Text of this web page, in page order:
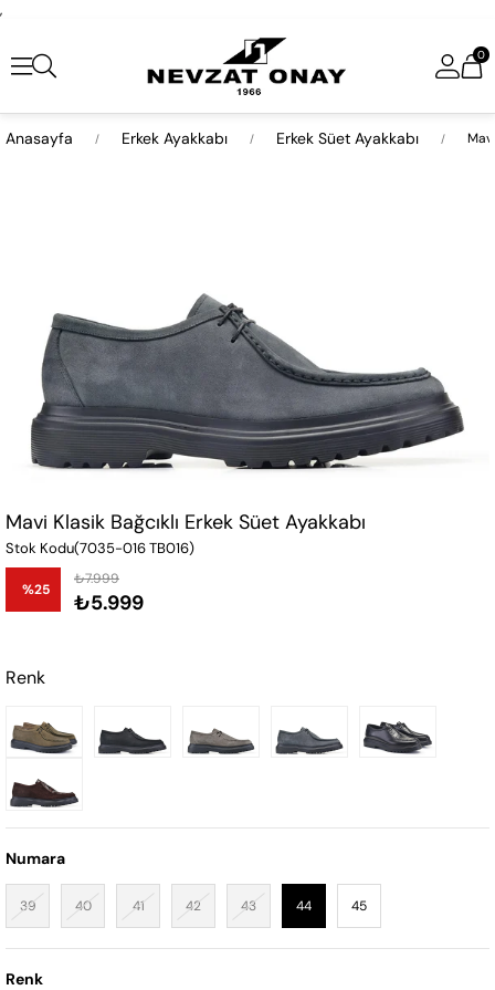
,
0
Anasayfa Erkek Ayakkabı Erkek Süet Ayakkabı
Mavi Klasik Bağcıklı Erkek Süet Ayakkabı
Stok Kodu(7035-016 TB016)
%25
İndirim
₺7.999
₺5.999
Renk
Numara
39 40 41 42 43 44 45
Renk